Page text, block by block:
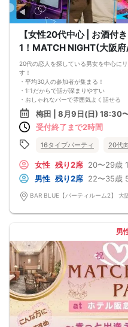
【女性20代中心 | お酒付
1！MATCH NIGHT(大阪
20代の恋人を探している男女を中心に
す！
・平均30人の参加者が集まる！
・1:1だからで話が深まりやすい
・おしゃれなバーで雰囲気よく話せる
・初対面でも相手の中身を深く知れるコ
お一人様での参加も、お友達を連れての
一度遊びに来てみてください。参加者
【注意事項】
・公的身分証明書 ※ご提示いただけな
■留意事項
・最善を尽くしておりますが、やむを
交通費等の補償は致しかねますのであ
する場合がございます。
男女5対5
■中止判断タイミング
パーティ開始2時間前まで
■飲食
アルコール/ソフトドリンク付き
梅田 | 8月9日(日) 18:30
受付終了まで2時間
16タイプパーティ 20代
女性 残り2席 20〜29歳
男性 残り2席 22〜35歳
BAR BLUE【パーティルーム2】
男